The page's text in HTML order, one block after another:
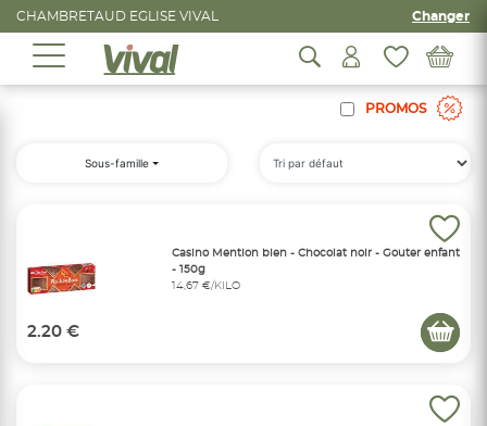
CHAMBRETAUD EGLISE VIVAL Changer
PROMOS
Sous-famille
Casino Mention bien - Chocolat noir - Gouter enfant
- 150g
14,67 €/KILO
2.20 €